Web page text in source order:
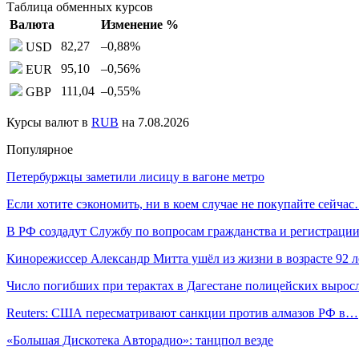
Таблица обменных курсов
Валюта
Изменение %
USD
82,27 –0,88%
EUR
95,10 –0,56%
GBP
111,04 –0,55%
Курсы валют в RUB на 7.08.2026
Популярное
Петербуржцы заметили лисицу в вагоне метро
Если хотите сэкономить, ни в коем случае не покупайте
В РФ создадут Службу по вопросам гражданства и
Кинорежиссер Александр Митта ушёл из жизни в возрасте 92
Число погибших при терактах в Дагестане полицейских
Reuters: США пересматривают санкции против алмазов РФ в…
«Большая Дискотека Авторадио»: танцпол везде